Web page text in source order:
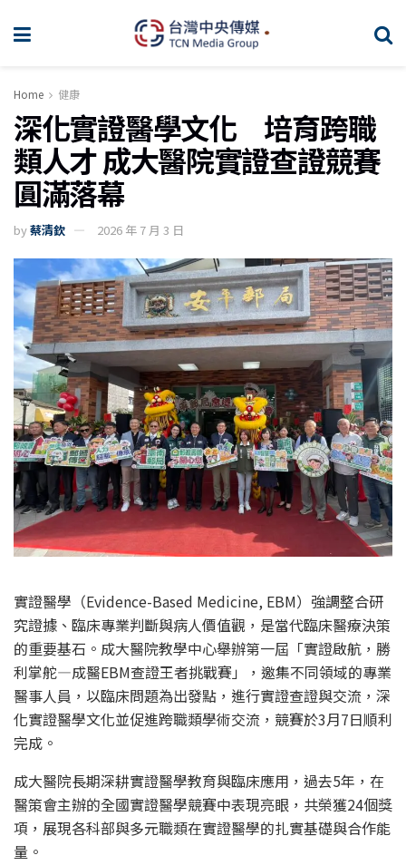
Home 健康
深化實證醫學文化 培育跨職
類人才 成大醫院實證查證競賽
圓滿落幕
by蔡清欽 2026 年 7 月 3 日
實證醫學（Evidence-Based Medicine, EBM）強調整合研
究證據、臨床專業判斷與病人價值觀，是當代臨床醫療決策
的重要基石。成大醫院教學中心舉辦第一屆「實證啟航，勝
利掌舵—成醫EBM查證王者挑戰賽」，邀集不同領域的專業
醫事人員，以臨床問題為出發點，進行實證查證與交流，深
化實證醫學文化並促進跨職類學術交流，競賽於3月7日順利
完成。
成大醫院長期深耕實證醫學教育與臨床應用，過去5年，在
醫策會主辦的全國實證醫學競賽中表現亮眼，共榮獲24個獎
項，展現各科部與多元職類在實證醫學的扎實基礎與合作能
量。